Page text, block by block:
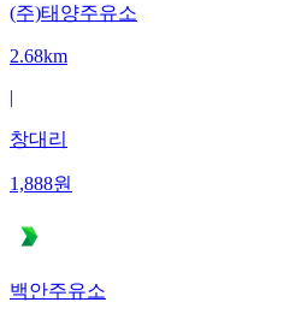
(주)태양주유소
2.68km
|
창대리
1,888원
백안주유소